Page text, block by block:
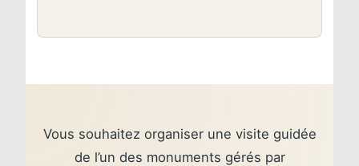
Vous souhaitez organiser une visite guidée
de l’un des monuments gérés par